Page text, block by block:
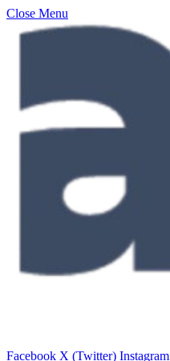
Close Menu
Facebook X (Twitter) Instagram